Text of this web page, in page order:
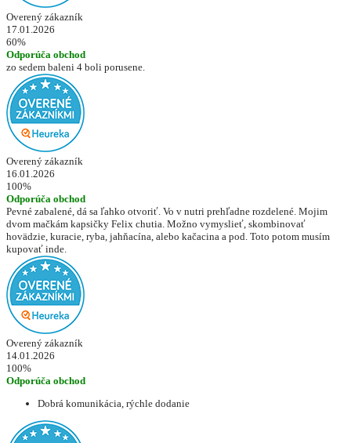
Overený zákazník
17.01.2026
60%
Odporúča obchod
zo sedem baleni 4 boli porusene.
Overený zákazník
16.01.2026
100%
Odporúča obchod
Pevné zabalené, dá sa ľahko otvoriť. Vo v nutri prehľadne rozdelené. Mojim
dvom mačkám kapsičky Felix chutia. Možno vymyslieť, skombinovať
hovädzie, kuracie, ryba, jahňacína, alebo kačacina a pod. Toto potom musím
kupovať inde.
Overený zákazník
14.01.2026
100%
Odporúča obchod
Dobrá komunikácia, rýchle dodanie